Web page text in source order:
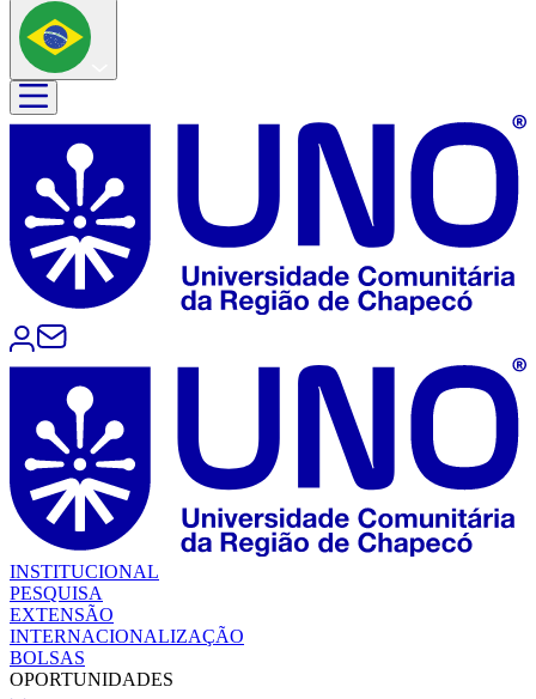
INSTITUCIONAL
PESQUISA
EXTENSÃO
INTERNACIONALIZAÇÃO
BOLSAS
OPORTUNIDADES